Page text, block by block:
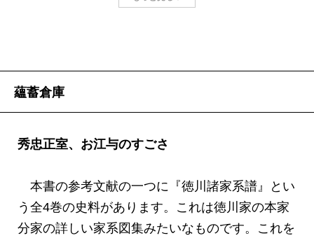
な女の世界でくり広げられる反目と嫉妬、陰謀に
けとめられているようにも思われる。
昨年出した小説『大奥』では十分に書き切れなか
った不満を、このたび新潮新書として刊行する
『大奥の奥』にぎゅっと詰め込んだつもりであっ
構面白かったりするので、またもや不満が残る。
本書でもとりあげた上臈御年寄姉小路について
は、まだまだ興味深い逸話がある。歌川国芳の
蘊蓄倉庫
秀忠正室、お江与のすごさ
本書の参考文献の一つに『徳川諸家系譜』とい
う全4巻の史料があります。これは徳川家の本家
分家の詳しい家系図集みたいなものです。これを